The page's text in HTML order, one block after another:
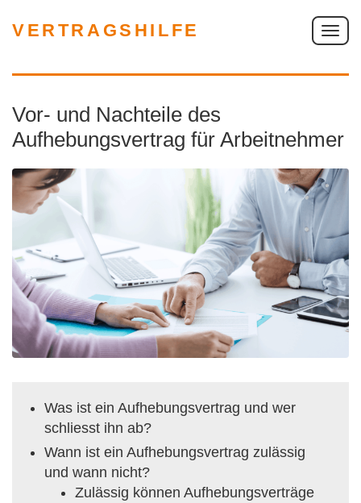
VERTRAGSHILFE
S
h
t
N
a
i
g
a
t
i
n
Vor- und Nachteile des
Aufhebungsvertrag für Arbeitnehmer
Was ist ein Aufhebungsvertrag und wer
schliesst ihn ab?
Wann ist ein Aufhebungsvertrag zulässig
und wann nicht?
Zulässig können Aufhebungsverträge